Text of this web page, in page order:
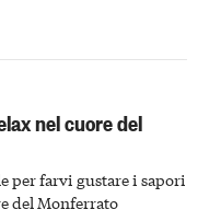
nel cuore del
per farvi gustare i sapori
del Monferrato